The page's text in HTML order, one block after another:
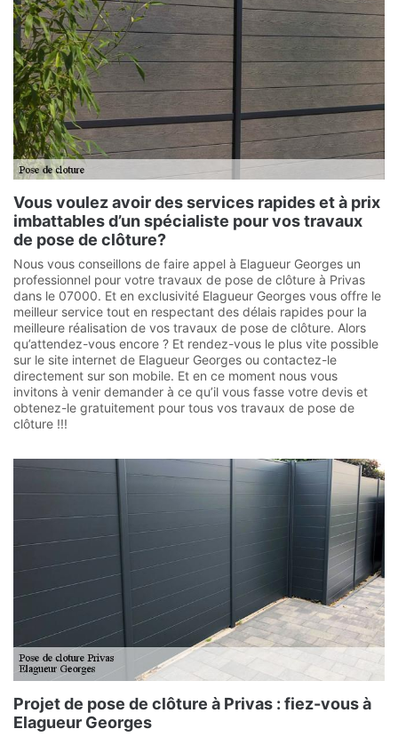
Vous voulez avoir des services rapides et à prix
imbattables d’un spécialiste pour vos travaux
de pose de clôture?
Nous vous conseillons de faire appel à Elagueur Georges un
professionnel pour votre travaux de pose de clôture à Privas
dans le 07000. Et en exclusivité Elagueur Georges vous offre le
meilleur service tout en respectant des délais rapides pour la
meilleure réalisation de vos travaux de pose de clôture. Alors
qu’attendez-vous encore ? Et rendez-vous le plus vite possible
sur le site internet de Elagueur Georges ou contactez-le
directement sur son mobile. Et en ce moment nous vous
invitons à venir demander à ce qu’il vous fasse votre devis et
obtenez-le gratuitement pour tous vos travaux de pose de
clôture !!!
Projet de pose de clôture à Privas : fiez-vous à
Elagueur Georges